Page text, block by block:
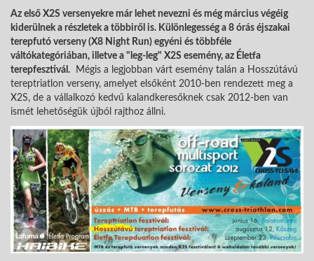
Az első X2S versenyekre már lehet nevezni és még március végéig
kiderülnek a részletek a többiről is. Különlegesség a 8 órás éjszakai
terepfutó verseny (X8 Night Run) egyéni és többféle
váltókategóriában, illetve a "leg-leg" X2S esemény, az Életfa
terepfesztivál. Mégis a legjobban várt esemény talán a Hosszútávú
tereptriatlon verseny, amelyet elsőként 2010-ben rendezett meg a
X2S, de a vállalkozó kedvű kalandkeresőknek csak 2012-ben van
ismét lehetőségük újból rajthoz állni.